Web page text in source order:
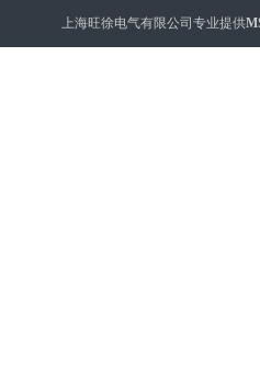
上海旺徐电气有限公司专业提供